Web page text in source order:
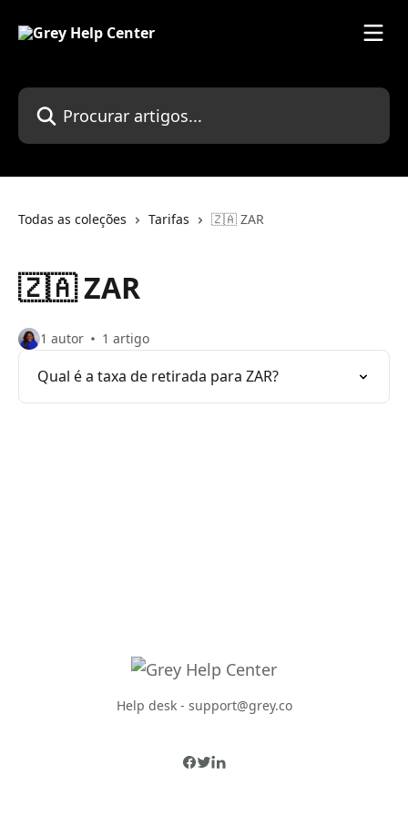
Procurar artigos...
Todas as coleções Tarifas 🇿🇦 ZAR
🇿🇦 ZAR
1 autor 1 artigo
Qual é a taxa de retirada para ZAR?
Help desk - support@grey.co